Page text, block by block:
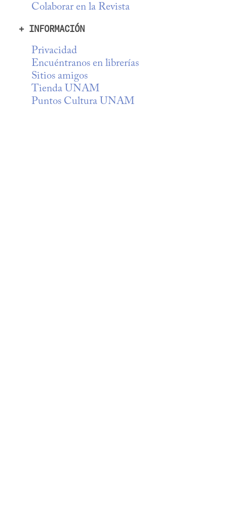
Colaborar en la Revista
+ INFORMACIÓN
Privacidad
Encuéntranos en librerías
Sitios amigos
Tienda UNAM
Puntos Cultura UNAM